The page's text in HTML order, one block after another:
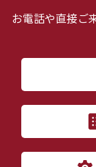
お電話や直接ご